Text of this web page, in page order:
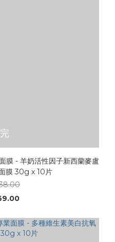
膜 - 羊奶活性因子新西蘭麥盧
膜 30g x 10片